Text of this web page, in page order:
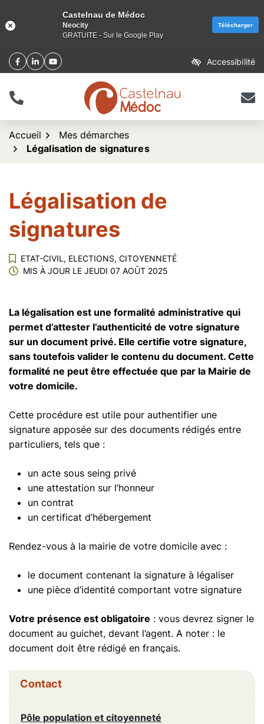
Aller
au
Facebook
(ouverture dans un nouvel onglet)
Linkedin
(ouverture dans un nouvel onglet)
YouTube
(ouverture dans un nouvel onglet) Accessibilité
Tél. logo Castelnau de
Accueil
Mes démarches
Légalisation de signatures
Légalisation de
signatures
ETAT-CIVIL, ELECTIONS, CITOYENNETÉ
MIS À JOUR LE JEUDI 07 AOÛT 2025
La légalisation est une formalité administrative qui
permet d’attester l’authenticité de votre signature
sur un document privé. Elle certifie votre signature,
sans toutefois valider le contenu du document. Cette
formalité ne peut être effectuée que par la Mairie de
votre domicile.
Cette procédure est utile pour authentifier une
signature apposée sur des documents rédigés entre
particuliers, tels que :
un acte sous seing privé
une attestation sur l’honneur
un contrat
un certificat d’hébergement
Rendez-vous à la mairie de votre domicile avec :
le document contenant la signature à légaliser
une pièce d’identité comportant votre signature
Votre présence est obligatoire : vous devrez signer le
document au guichet, devant l’agent. A noter : le
document doit être rédigé en français.
Informations complémentaires
Contact
Pôle population et citoyenneté
Castelnau de Médoc
Neocity
GRATUITE - Sur le Google Play
Télécharger